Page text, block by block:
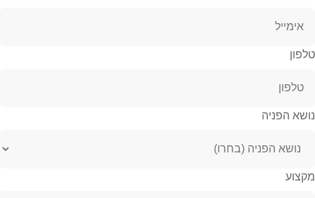
טלפון
נושא הפניה
מקצוע